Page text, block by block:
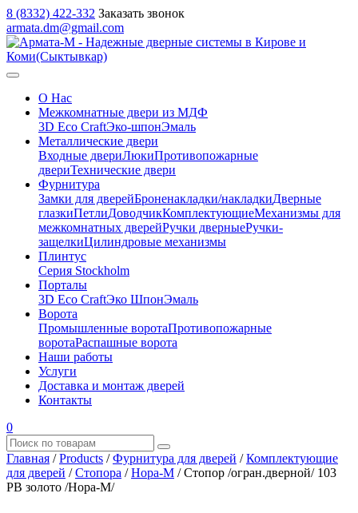
8 (8332) 422-332 Заказать звонок
armata.dm@gmail.com
О Нас
Межкомнатные двери из МДФ
3D Eco CraftЭко-шпонЭмаль
Металлические двери
Входные двериЛюкиПротивопожарные
двериТехнические двери
Фурнитура
Замки для дверейБроненакладки/накладкиДверные
глазкиПетлиДоводчикКомплектующиеМеханизмы для
межкомнатных дверейРучки дверныеРучки-
защелкиЦилиндровые механизмы
Плинтус
Серия Stockholm
Порталы
3D Eco CraftЭко ШпонЭмаль
Ворота
Промышленные воротаПротивопожарные
воротаРаспашные ворота
Наши работы
Услуги
Доставка и монтаж дверей
Контакты
0
Главная /Products /Фурнитура для дверей /Комплектующие
для дверей /Стопора /Нора-М /Стопор /огран.дверной/ 103
РВ золото /Нора-М/